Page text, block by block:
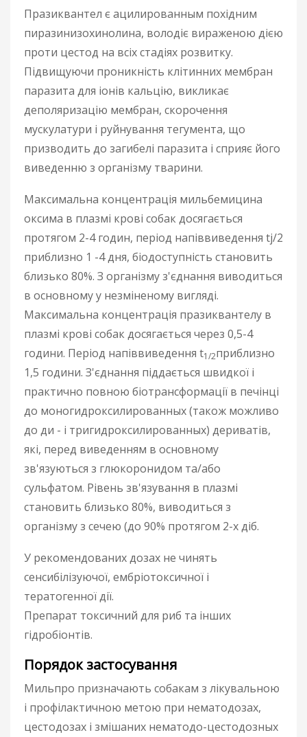
Празиквантел є ацилированным похідним
пиразинизохинолина, володіє вираженою дією
проти цестод на всіх стадіях розвитку.
Підвищуючи проникність клітинних мембран
паразита для іонів кальцію, викликає
деполяризацію мембран, скорочення
мускулатури і руйнування тегумента, що
призводить до загибелі паразита і сприяє його
виведенню з організму тварини.
Максимальна концентрація мильбемицина
оксима в плазмі крові собак досягається
протягом 2-4 годин, період напіввиведення tj/2
приблизно 1 -4 дня, біодоступність становить
близько 80%. З організму з'єднання виводиться
в основному у незміненому вигляді.
Максимальна концентрація празиквантелу в
плазмі крові собак досягається через 0,5-4
години. Період напіввиведення t1/2приблизно
1,5 години. З'єднання піддається швидкої і
практично повною біотрансформації в печінці
до моногидроксилированных (також можливо
до ди - і тригидроксилированных) дериватів,
які, перед виведенням в основному
зв'язуються з глюкоронидом та/або
сульфатом. Рівень зв'язування в плазмі
становить близько 80%, виводиться з
організму з сечею (до 90% протягом 2-х діб.
У рекомендованих дозах не чинять
сенсибілізуючої, ембріотоксичної і
тератогенної дії.
Препарат токсичний для риб та інших
гідробіонтів.
Порядок застосування
Мильпро призначають собакам з лікувальною
і профілактичною метою при нематодозах,
цестодозах і змішаних нематодо-цестодозных